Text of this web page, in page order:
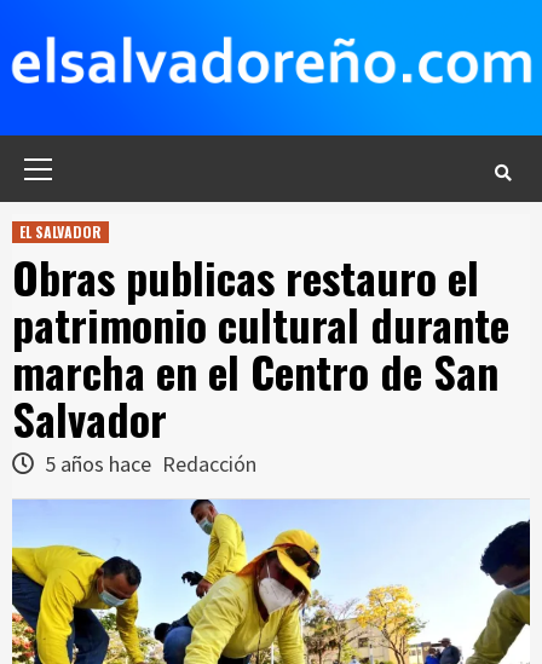
contenido
EL SALVADOR
Obras publicas restauro el
patrimonio cultural durante
marcha en el Centro de San
Salvador
5 años hace Redacción